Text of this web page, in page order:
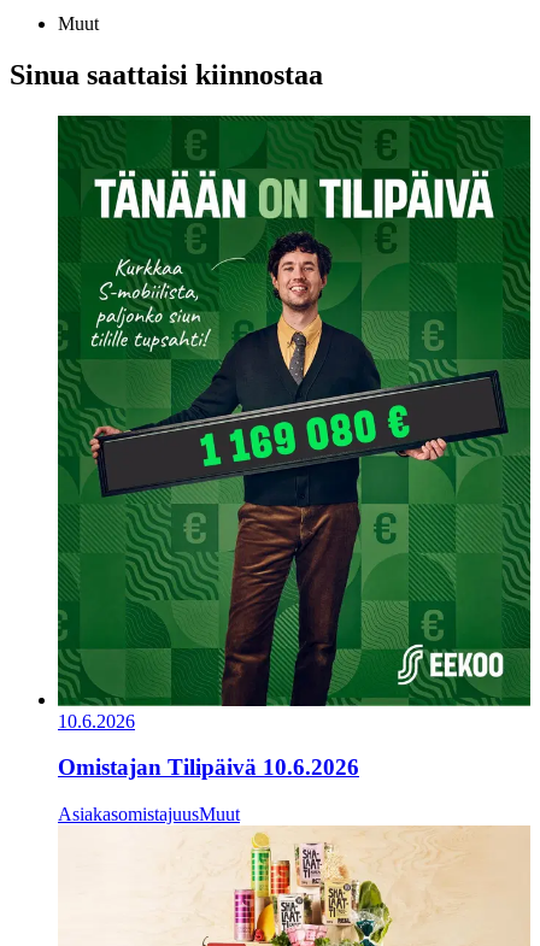
Muut
Sinua saattaisi kiinnostaa
10.6.2026
Omistajan Tilipäivä 10.6.2026
AsiakasomistajuusMuut